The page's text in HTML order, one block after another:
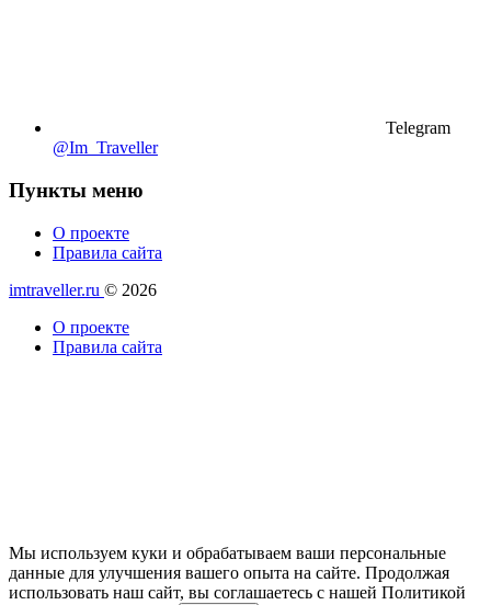
Telegram
@Im_Traveller
Пункты меню
О проекте
Правила сайта
imtraveller.ru © 2026
О проекте
Правила сайта
Мы используем куки и обрабатываем ваши персональные
данные для улучшения вашего опыта на сайте. Продолжая
использовать наш сайт, вы соглашаетесь с нашей Политикой